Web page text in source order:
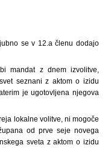
se v 12.a členu dodajo
mandat z dnem izvolitve,
seznani z aktom o izidu
je ugotovljena njegova
lokalne volitve, ni mogoče
od prve seje novega
sveta z aktom o izidu